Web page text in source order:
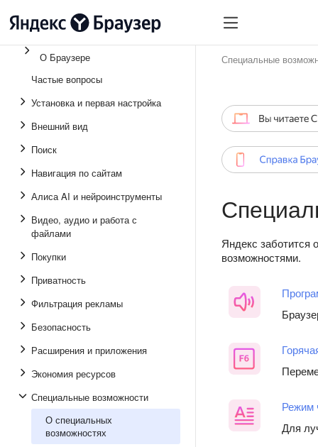
О Браузере
Частые вопросы
Установка и первая настройка
Внешний вид
Поиск
Навигация по сайтам
Алиса AI и нейроинструменты
Видео, аудио и работа с
файлами
Покупки
Приватность
Фильтрация рекламы
Безопасность
Расширения и приложения
Экономия ресурсов
Специальные возможности
О специальных
возможностях
Специальные
Яндекс заботится
возможностями.
Режим
Для